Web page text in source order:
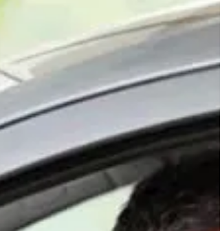
Según cifras de INVIAS, 42.288.500
vehículos transitaron en el año 2014 por
los peajes de Colombia, una cifra que
puede llegar a ser...